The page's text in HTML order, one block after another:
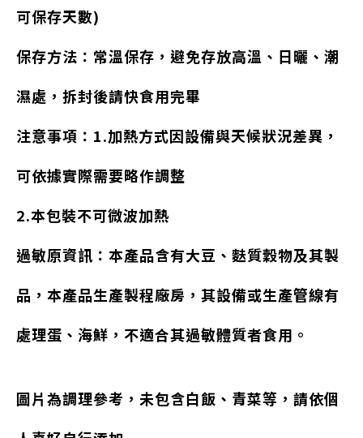
可保存天數)
保存方法：常溫保存，避免存放高溫、日曬、潮
濕處，拆封後請快食用完畢
注意事項：1.加熱方式因設備與天候狀況差異，
可依據實際需要略作調整
2.本包裝不可微波加熱
過敏原資訊：本產品含有大豆、麩質穀物及其製
品，本產品生產製程廠房，其設備或生產管線有
處理蛋、海鮮，不適合其過敏體質者食用。
圖片為調理參考，未包含白飯、青菜等，請依個